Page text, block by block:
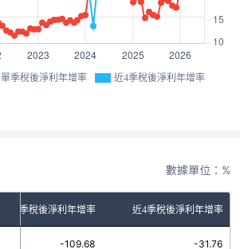
單季稅後淨利年增率 近4季稅後淨利年增率
數據單位：%
單季稅後淨利年增率 近4季稅後淨利年增率
-109.68 -31.76